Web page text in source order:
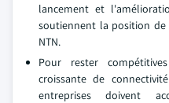
lancement et
soutiennent la position de
NTN.
Pour rester
croissante de
entreprises doivent